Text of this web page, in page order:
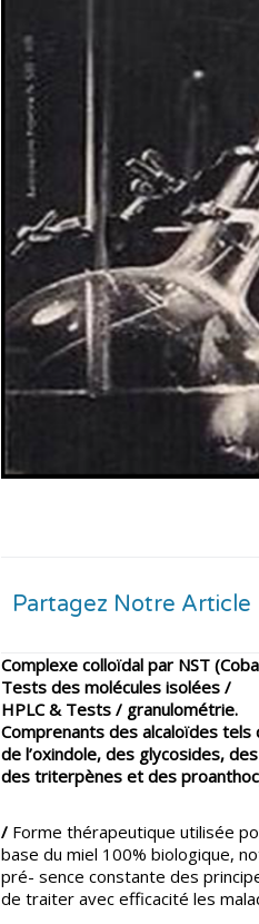
Partagez Notre Article
Complexe colloïdal par NST
Tests des molécules isolées /
HPLC & Tests / granulométrie.
Comprenants des alcaloïdes tels
de l’oxindole, des glycosides,
des triterpènes et des
/ Forme thérapeutique utilisée
base du miel 100% biologique,
pré- sence constante des
de traiter avec efficacité les